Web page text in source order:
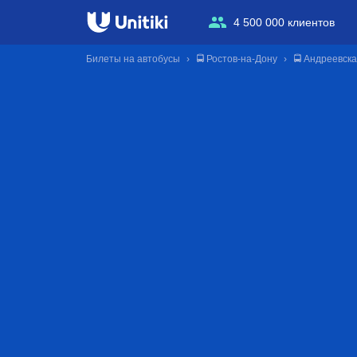
4 500 000 клиентов
Билеты на автобусы 🚍 Ростов-на-Дону 🚍